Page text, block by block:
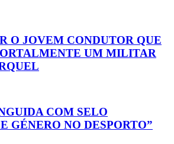
O JOVEM CONDUTOR QUE
UM MILITAR
COM SELO
GÉNERO NO DESPORTO”